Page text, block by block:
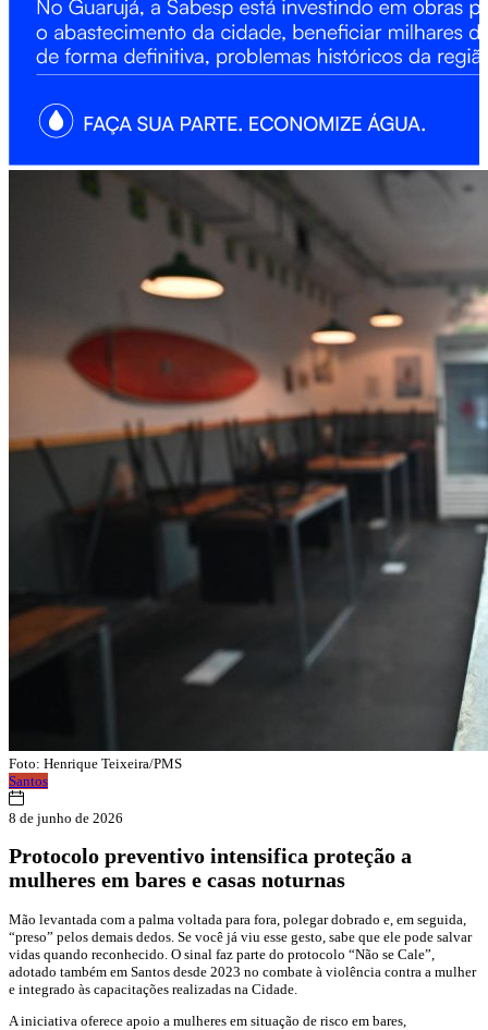
Foto: Henrique Teixeira/PMS
Santos
8 de junho de 2026
Protocolo preventivo intensifica proteção a
mulheres em bares e casas noturnas
Mão levantada com a palma voltada para fora, polegar dobrado e, em seguida,
“preso” pelos demais dedos. Se você já viu esse gesto, sabe que ele pode salvar
vidas quando reconhecido. O sinal faz parte do protocolo “Não se Cale”,
adotado também em Santos desde 2023 no combate à violência contra a mulher
e integrado às capacitações realizadas na Cidade.
A iniciativa oferece apoio a mulheres em situação de risco em bares,